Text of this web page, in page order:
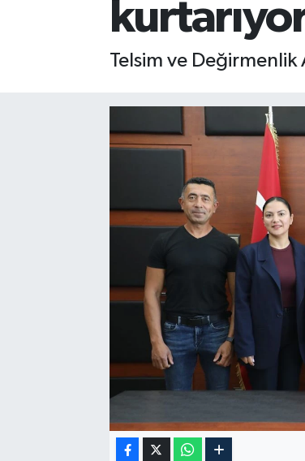
Telsim ve Değirmenlik